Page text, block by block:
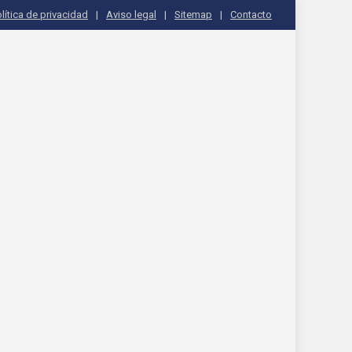
de privacidad Aviso legal Sitemap Contacto